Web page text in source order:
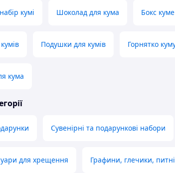
кумі Шоколад для кума Бокс куме
Подушки для кумів Горнятко
кума
Сувенірні та подарункові набори
для хрещення Графини, глечики,